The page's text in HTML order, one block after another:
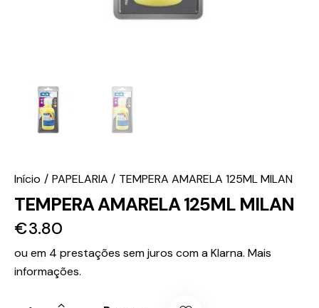
Início PAPELARIA TEMPERA AMARELA 125ML MILAN
TEMPERA AMARELA 125ML MILAN
€3.80
ou em 4 prestações sem juros com a Klarna. Mais
informações.